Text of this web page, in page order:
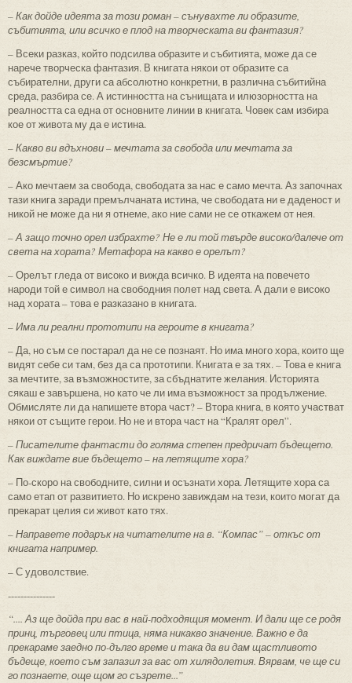
– Как дойде идеята за този роман – сънувахте ли образите,
събитията, или всичко е плод на творческата ви фантазия?
– Всеки разказ, който подсилва образите и събитията, може да се
нарече творческа фантазия. В книгата някои от образите са
събирателни, други са абсолютно конкретни, в различна събитийна
среда, разбира се. А истинността на сънищата и илюзорността на
реалността са една от основните линии в книгата. Човек сам избира
кое от живота му да е истина.
– Какво ви вдъхнови – мечтата за свобода или мечтата за
безсмъртие?
– Ако мечтаем за свобода, свободата за нас е само мечта. Аз започнах
тази книга заради премълчаната истина, че свободата ни е даденост и
никой не може да ни я отнеме, ако ние сами не се откажем от нея.
– А защо точно орел избрахте? Не е ли той твърде високо/далече от
света на хората? Метафора на какво е орелът?
– Орелът гледа от високо и вижда всичко. В идеята на повечето
народи той е символ на свободния полет над света. А дали е високо
над хората – това е разказано в книгата.
– Има ли реални прототипи на героите в книгата?
– Да, но съм се постарал да не се познаят. Но има много хора, които ще
видят себе си там, без да са прототипи. Книгата е за тях. – Това е книга
за мечтите, за възможностите, за сбъднатите желания. Историята
сякаш е завършена, но като че ли има възможност за продължение.
Обмисляте ли да напишете втора част? – Втора книга, в която участват
някои от същите герои. Но не и втора част на “Кралят орел”.
– Писателите фантасти до голяма степен предричат бъдещето.
Как виждате вие бъдещето – на летящите хора?
– По-скоро на свободните, силни и осъзнати хора. Летящите хора са
само етап от развитието. Но искрено завиждам на тези, които могат да
прекарат целия си живот като тях.
– Направете подарък на читателите на в. “Компас” – откъс от
книгата например.
– С удоволствие.
---------------
“.... Аз ще дойда при вас в най-подходящия момент. И дали ще се родя
принц, търговец или птица, няма никакво значение. Важно е да
прекараме заедно по-дълго време и така да ви дам щастливото
бъдеще, което съм запазил за вас от хилядолетия. Вярвам, че ще си
го познаете, още щом го съзрете...”